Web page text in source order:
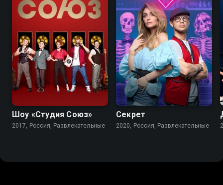
Шоу «Студия Союз»
2017, Россия, Развлекательные
5.7
Секрет
2020, Россия, Развлекательные